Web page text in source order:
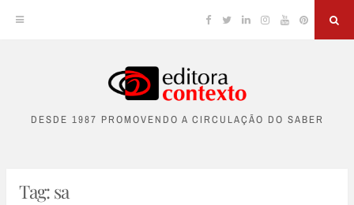
content
Facebook
TwitterLinkedinInstagram
YouTubePinterest
DESDE 1987 PROMOVENDO A CIRCULAÇÃO DO SABER
Tag:sa